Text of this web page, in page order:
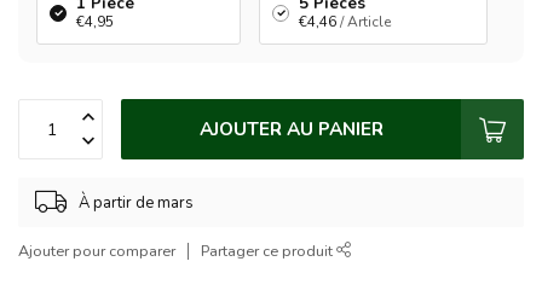
€4,95 €4,46/ Article
AJOUTER AU PANIER
À partir de mars
Ajouter pour comparer Partager ce produit